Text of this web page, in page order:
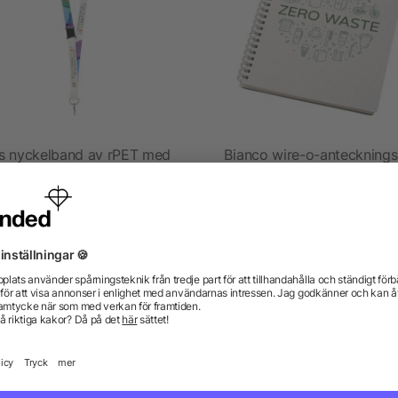
nyckelband av rPET med
Bianco wire-o-
Vi har svaren.